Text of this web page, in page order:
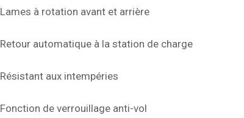
Lames à rotation avant et arrière
Retour automatique à la station de charge
Résistant aux intempéries
Fonction de verrouillage anti-vol